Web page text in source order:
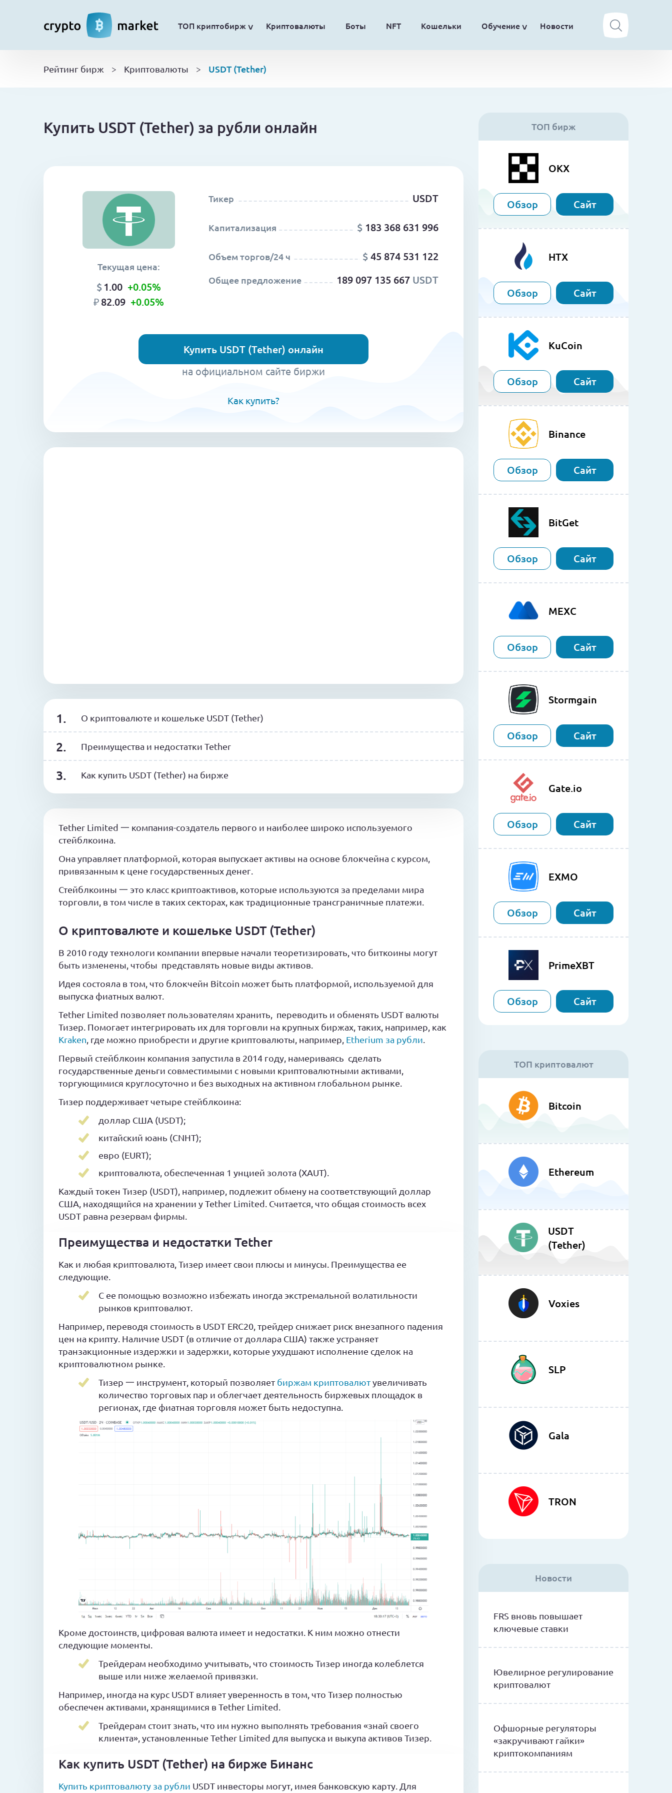
ТОП криптобирж Криптовалюты Боты NFT Кошельки Обучение Новости
Рейтинг бирж > Криптовалюты > USDT (Tether)
Купить USDT (Tether) за рубли онлайн
Текущая цена:
$ 1.00 +0.05%
₽82.09 +0.05%
Тикер USDT
Капитализация $ 183 368 631 996
Объем торгов/24 ч $45 874 531 122
Общее предложение 189 097 135 667 USDT
Купить USDT (Tether) онлайн
на официальном сайте биржи
Как купить?
О криптовалюте и кошельке USDT (Tether)
Преимущества и недостатки Tether
Как купить USDT (Tether) на бирже
Tether Limited 一 компания-создатель первого и наиболее широко используемого
стейблкоина.
Она управляет платформой, которая выпускает активы на основе блокчейна с курсом,
привязанным к цене государственных денег.
Стейблкоины 一 это класс криптоактивов, которые используются за пределами мира
торговли, в том числе в таких секторах, как традиционные трансграничные платежи.
О криптовалюте и кошельке USDT (Tether)
В 2010 году технологи компании впервые начали теоретизировать, что биткоины могут
быть изменены, чтобы представлять новые виды активов.
Идея состояла в том, что блокчейн Bitcoin может быть платформой, используемой для
выпуска фиатных валют.
Tether Limited позволяет пользователям хранить, переводить и обменять USDT валюты
Тизер. Помогает интегрировать их для торговли на крупных биржах, таких, например, как
Kraken , где можно приобрести и другие криптовалюты, например, Etherium за рубли
Первый стейблкоин компания запустила в 2014 году, намериваясь сделать
государственные деньги совместимыми с новыми криптовалютными активами,
торгующимися круглосуточно и без выходных на активном глобальном рынке.
Тизер поддерживает четыре стейблкоина:
доллар США (USDT);
китайский юань (CNHT);
евро (EURT);
криптовалюта, обеспеченная 1 унцией золота (XAUT).
Каждый токен Тизер (USDT), например, подлежит обмену на соответствующий доллар
США, находящийся на хранении у Tether Limited. Считается, что общая стоимость всех
USDT равна резервам фирмы.
Преимущества и недостатки Tether
Как и любая криптовалюта, Тизер имеет свои плюсы и минусы. Преимущества ее
следующие.
С ее помощью возможно избежать иногда экстремальной волатильности
рынков криптовалют.
Например, переводя стоимость в USDT ERC20, трейдер снижает риск внезапного падения
цен на крипту. Наличие USDT (в отличие от доллара США) также устраняет
транзакционные издержки и задержки, которые ухудшают исполнение сделок на
криптовалютном рынке.
Тизер 一 инструмент, который позволяет биржам криптовалютувеличивать
количество торговых пар и облегчает деятельность биржевых площадок в
регионах, где фиатная торговля может быть недоступна.
Кроме достоинств, цифровая валюта имеет и недостатки. К ним можно отнести
следующие моменты.
Трейдерам необходимо учитывать, что стоимость Тизер иногда колеблется
выше или ниже желаемой привязки.
Например, иногда на курс USDT влияет уверенность в том, что Тизер полностью
обеспечен активами, хранящимися в Tether Limited.
Трейдерам стоит знать, что им нужно выполнять требования «знай своего
клиента», установленные Tether Limited для выпуска и выкупа активов Тизер.
Как купить USDT (Tether) на бирже Бинанс
Купить криптовалюту за рубли USDT инвесторы могут, имея банковскую карту. Для
ТОП бирж
OKX
Обзор Сайт
HTX
Обзор Сайт
KuCoin
Обзор Сайт
Binance
Обзор Сайт
BitGet
Обзор Сайт
MEXC
Обзор Сайт
Stormgain
Обзор Сайт
Gate.io
Обзор Сайт
EXMO
Обзор Сайт
PrimeXBT
Обзор Сайт
ТОП криптовалют
Bitcoin
Ethereum
USDT
(Tether)
Voxies
SLP
Gala
TRON
Новости
FRS вновь повышает
ключевые ставки
Ювелирное регулирование
криптовалют
Офшорные регуляторы
«закручивают гайки»
криптокомпаниям